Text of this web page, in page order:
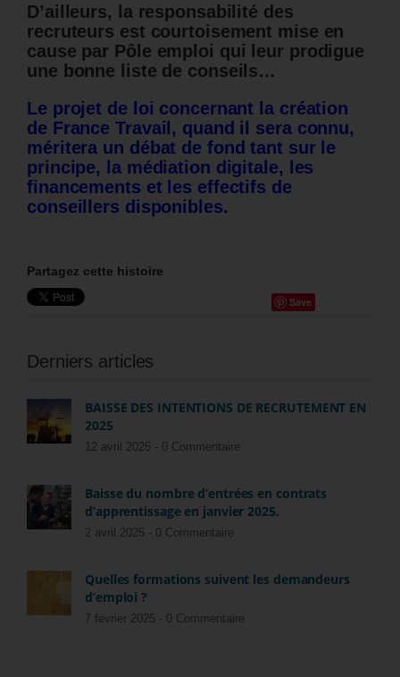
D’ailleurs, la responsabilité des
recruteurs est courtoisement mise en
cause par Pôle emploi qui leur prodigue
une bonne liste de conseils…
Le projet de loi concernant la création
de France Travail, quand il sera connu,
méritera un débat de fond tant sur le
principe, la médiation digitale, les
financements et les effectifs de
conseillers disponibles.
Partagez cette histoire
Save
Derniers articles
BAISSE DES INTENTIONS DE RECRUTEMENT EN
2025
12 avril 2025 - 0 Commentaire
Baisse du nombre d’entrées en contrats
d’apprentissage en janvier 2025.
2 avril 2025 - 0 Commentaire
Quelles formations suivent les demandeurs
d’emploi ?
7 février 2025 - 0 Commentaire